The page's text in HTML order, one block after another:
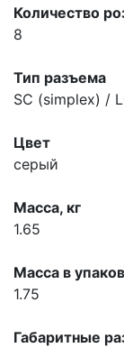
Количество
8
Тип разъема
SC (simplex) /
Цвет
серый
Масса, кг
1.65
Масса в
1.75
Габаритные